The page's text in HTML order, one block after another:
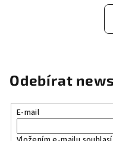
Odebírat
E-mail